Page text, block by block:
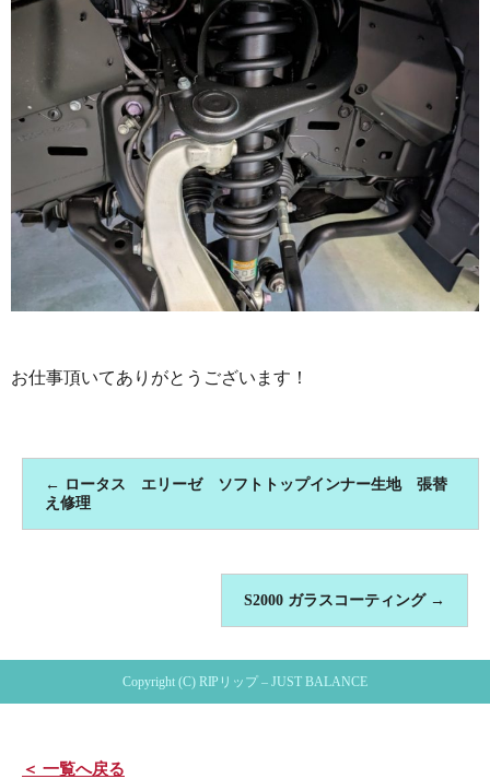
お仕事頂いてありがとうございます！
← ロータス エリーゼ ソフトトップインナー生地 張替
え修理
S2000 ガラスコーティング →
Copyright (C) RIPリップ – JUST BALANCE
＜ 一覧へ戻る